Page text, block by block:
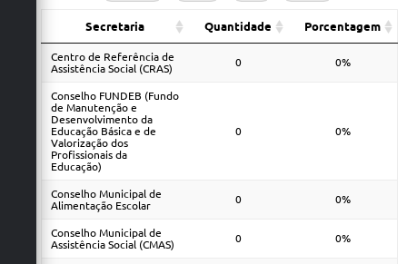
Secretaria Quantidade Porcentagem
Centro de Referência de
Assistência Social (CRAS)
0 0%
Conselho FUNDEB (Fundo
de Manutenção e
Desenvolvimento da
Educação Básica e de
Valorização dos
Profissionais da
Educação)
0 0%
Conselho Municipal de
Alimentação Escolar
0 0%
Conselho Municipal de
Assistência Social (CMAS)
0 0%